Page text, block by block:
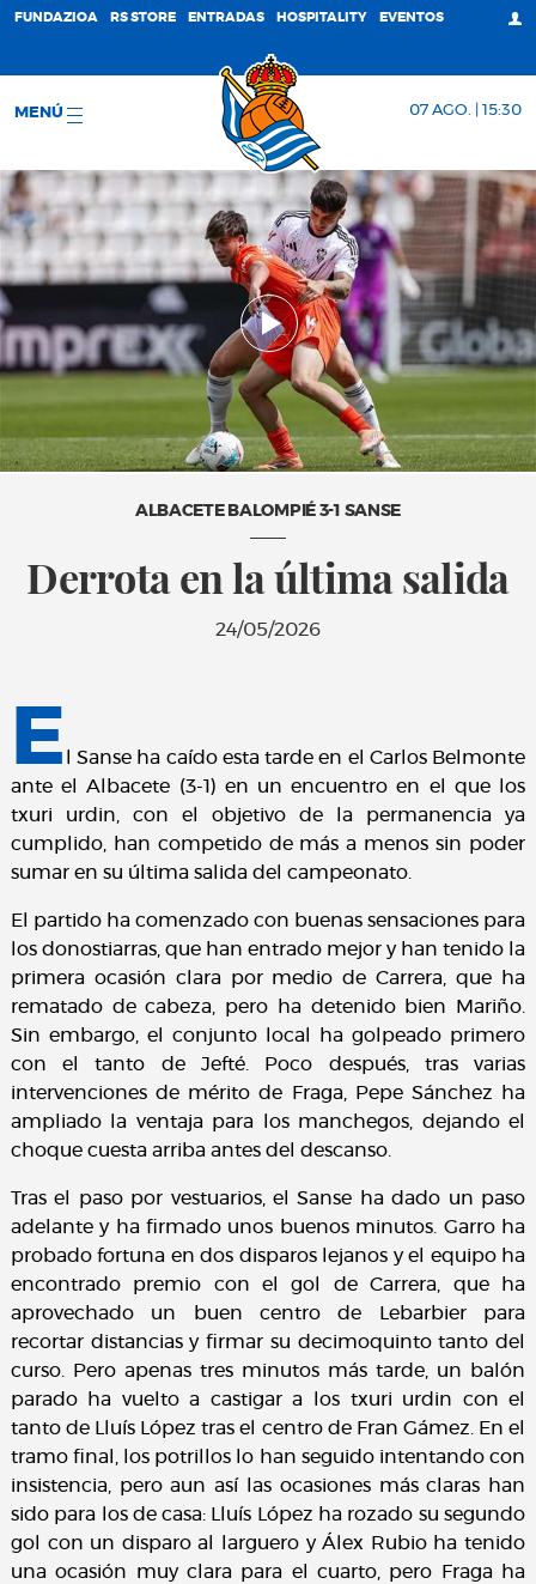
FUNDAZIOA RS STORE ENTRADAS HOSPITALITY EVENTOS
MENÚ 07 AGO. | 15:30
ALBACETE BALOMPIÉ 3-1 SANSE
Derrota en la última salida
24/05/2026
E
l Sanse ha caído esta tarde en el Carlos Belmonte
ante el Albacete (3-1) en un encuentro en el que los
txuri urdin, con el objetivo de la permanencia ya
cumplido, han competido de más a menos sin poder
sumar en su última salida del campeonato.
El partido ha comenzado con buenas sensaciones para
los donostiarras, que han entrado mejor y han tenido la
primera ocasión clara por medio de Carrera, que ha
rematado de cabeza, pero ha detenido bien Mariño.
Sin embargo, el conjunto local ha golpeado primero
con el tanto de Jefté. Poco después, tras varias
intervenciones de mérito de Fraga, Pepe Sánchez ha
ampliado la ventaja para los manchegos, dejando el
choque cuesta arriba antes del descanso.
Tras el paso por vestuarios, el Sanse ha dado un paso
adelante y ha firmado unos buenos minutos. Garro ha
probado fortuna en dos disparos lejanos y el equipo ha
encontrado premio con el gol de Carrera, que ha
aprovechado un buen centro de Lebarbier para
recortar distancias y firmar su decimoquinto tanto del
curso. Pero apenas tres minutos más tarde, un balón
parado ha vuelto a castigar a los txuri urdin con el
tanto de Lluís López tras el centro de Fran Gámez. En el
tramo final, los potrillos lo han seguido intentando con
insistencia, pero aun así las ocasiones más claras han
sido para los de casa: Lluís López ha rozado su segundo
gol con un disparo al larguero y Álex Rubio ha tenido
una ocasión muy clara para el cuarto, pero Fraga ha